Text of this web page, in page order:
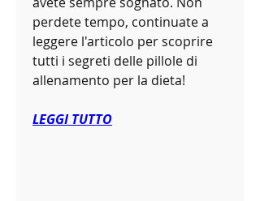
perdete tempo, continuate a
leggere l'articolo per scoprire
tutti i segreti delle pillole di
allenamento per la dieta!
LEGGI TUTTO